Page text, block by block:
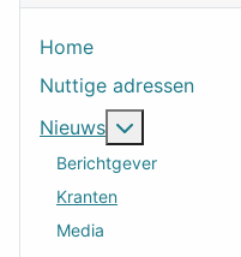
Home
Nuttige adressen
Nieuws
Berichtgever
Kranten
Media